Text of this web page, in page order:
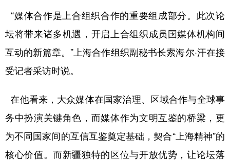
多语种频道
English
Deutsch Português
“媒体合作是上合组织合作的重要组成部分。此次论
坛将带来诸多机遇，开启上合组织成员国媒体机构间
互动的新篇章。”上海合作组织副秘书长索海尔·汗在接
受记者采访时说。
在他看来，大众媒体在国家治理、区域合作与全球事
务中扮演关键角色，而媒体作为文明互鉴的桥梁，更
为不同国家间的互信互鉴奠定基础，契合“上海精神”的
核心价值。而新疆独特的区位与开放优势，让论坛落